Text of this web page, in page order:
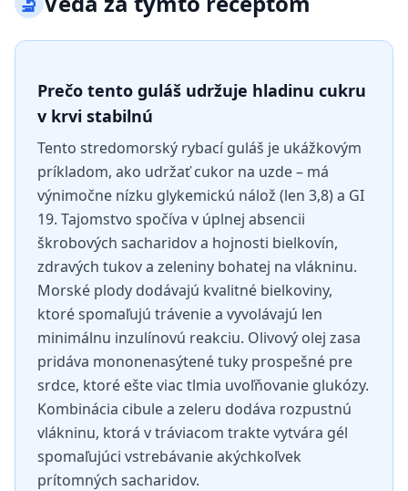
Prečo tento guláš udržuje hladinu cukru
v krvi stabilnú
Tento stredomorský rybací guláš je ukážkovým
príkladom, ako udržať cukor na uzde – má
výnimočne nízku glykemickú nálož (len 3,8) a GI
19. Tajomstvo spočíva v úplnej absencii
škrobových sacharidov a hojnosti bielkovín,
zdravých tukov a zeleniny bohatej na vlákninu.
Morské plody dodávajú kvalitné bielkoviny,
ktoré spomaľujú trávenie a vyvolávajú len
minimálnu inzulínovú reakciu. Olivový olej zasa
pridáva mononenasýtené tuky prospešné pre
srdce, ktoré ešte viac tlmia uvoľňovanie glukózy.
Kombinácia cibule a zeleru dodáva rozpustnú
vlákninu, ktorá v tráviacom trakte vytvára gél
spomaľujúci vstrebávanie akýchkoľvek
prítomných sacharidov.